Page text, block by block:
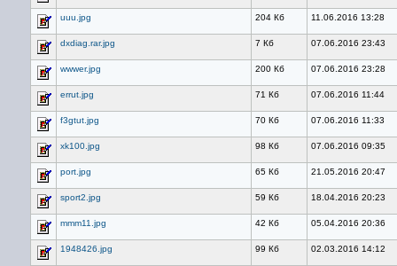
uuu.jpg 204 Кб 11.06.2016 13:28
dxdiag.rar.jpg 7 Кб 07.06.2016 23:43
wwwer.jpg 200 Кб 07.06.2016 23:28
errut.jpg 71 Кб 07.06.2016 11:44
f3gtut.jpg 70 Кб 07.06.2016 11:33
xk100.jpg 98 Кб 07.06.2016 09:35
port.jpg 65 Кб 21.05.2016 20:47
sport2.jpg 59 Кб 18.04.2016 20:23
mmm11.jpg 42 Кб 05.04.2016 20:36
1948426.jpg 99 Кб 02.03.2016 14:12